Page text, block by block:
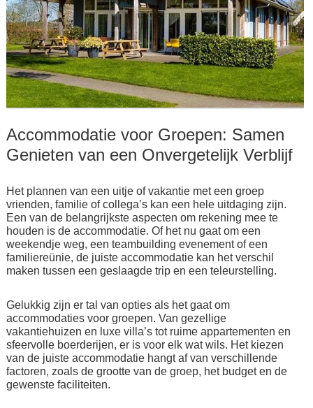
Accommodatie voor Groepen: Samen
Genieten van een Onvergetelijk Verblijf
Het plannen van een uitje of vakantie met een groep
vrienden, familie of collega’s kan een hele uitdaging zijn.
Een van de belangrijkste aspecten om rekening mee te
houden is de accommodatie. Of het nu gaat om een
weekendje weg, een teambuilding evenement of een
familiereünie, de juiste accommodatie kan het verschil
maken tussen een geslaagde trip en een teleurstelling.
Gelukkig zijn er tal van opties als het gaat om
accommodaties voor groepen. Van gezellige
vakantiehuizen en luxe villa’s tot ruime appartementen en
sfeervolle boerderijen, er is voor elk wat wils. Het kiezen
van de juiste accommodatie hangt af van verschillende
factoren, zoals de grootte van de groep, het budget en de
gewenste faciliteiten.